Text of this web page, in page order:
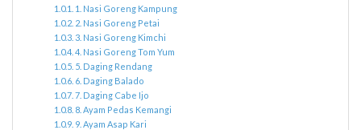
1. Nasi Goreng Kampung
2. Nasi Goreng Petai
3. Nasi Goreng Kimchi
4. Nasi Goreng Tom Yum
5. Daging Rendang
6. Daging Balado
7. Daging Cabe Ijo
8. Ayam Pedas Kemangi
9. Ayam Asap Kari